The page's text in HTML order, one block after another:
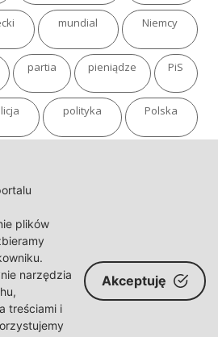
mundial Niemcy
partia pieniądze PiS
polityka Polska
wojna
Władimir Putin zdrowie
plików
narzędzia
treściami i
Akceptuję